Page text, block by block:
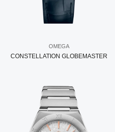
OMEGA
CONSTELLATION GLOBEMASTER